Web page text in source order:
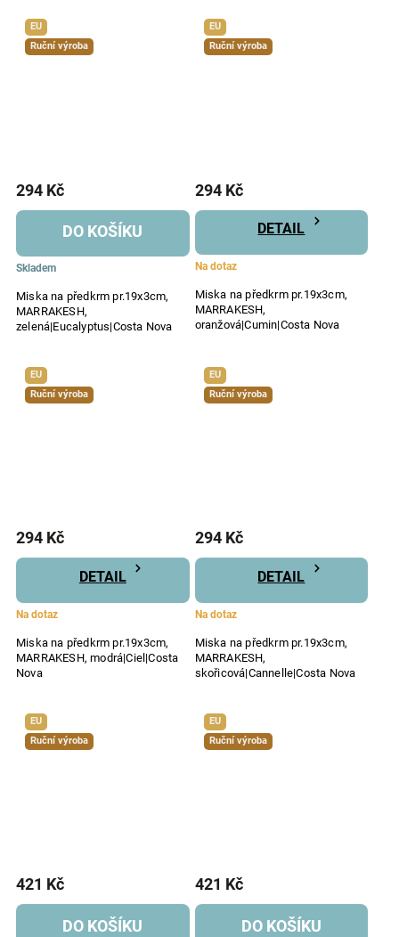
EU
Ruční výroba
Miska na předkrm pr.19x3cm,
MARRAKESH,
zelená|Eucalyptus|Costa Nova
Skladem
294 Kč
DO KOŠÍKU
EU
Ruční výroba
Miska na předkrm pr.19x3cm,
MARRAKESH,
oranžová|Cumin|Costa Nova
Na dotaz
294 Kč
DETAIL
EU
Ruční výroba
Miska na předkrm pr.19x3cm,
MARRAKESH, modrá|Ciel|Costa
Nova
Na dotaz
294 Kč
DETAIL
EU
Ruční výroba
Miska na předkrm pr.19x3cm,
MARRAKESH,
skořicová|Cannelle|Costa Nova
Na dotaz
294 Kč
DETAIL
EU
Ruční výroba
421 Kč
DO KOŠÍKU
EU
Ruční výroba
421 Kč
DO KOŠÍKU